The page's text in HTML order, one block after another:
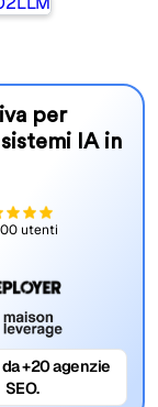
per
IA in
utenti
+20 agenzie
SEO.